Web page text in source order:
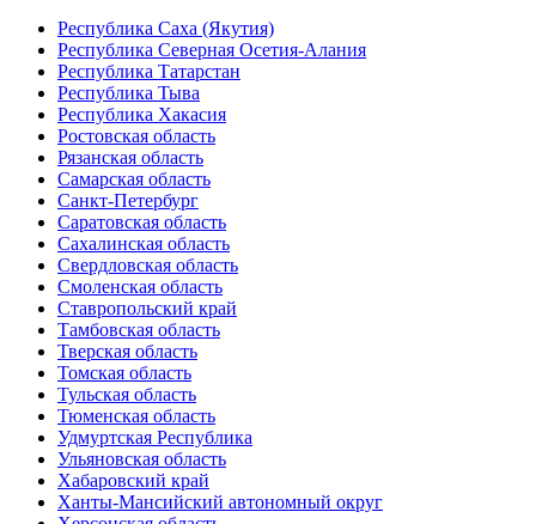
Республика Саха (Якутия)
Республика Северная Осетия-Алания
Республика Татарстан
Республика Тыва
Республика Хакасия
Ростовская область
Рязанская область
Самарская область
Санкт-Петербург
Саратовская область
Сахалинская область
Свердловская область
Смоленская область
Ставропольский край
Тамбовская область
Тверская область
Томская область
Тульская область
Тюменская область
Удмуртская Республика
Ульяновская область
Хабаровский край
Ханты-Мансийский автономный округ